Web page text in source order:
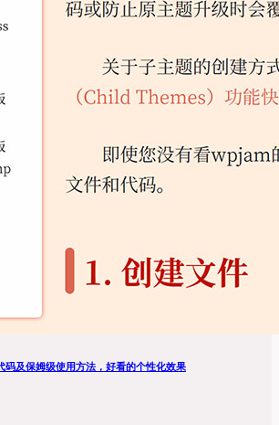
码及保姆级使用方法，好看的个性化效果